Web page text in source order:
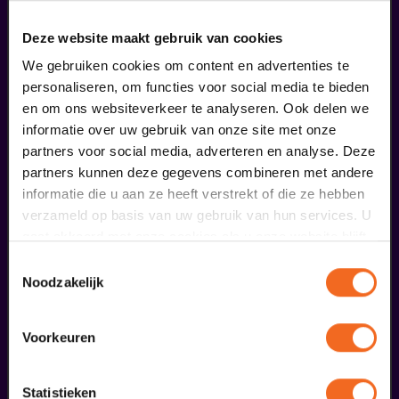
Deze website maakt gebruik van cookies
We gebruiken cookies om content en advertenties te
personaliseren, om functies voor social media te bieden
en om ons websiteverkeer te analyseren. Ook delen we
informatie over uw gebruik van onze site met onze
partners voor social media, adverteren en analyse. Deze
partners kunnen deze gegevens combineren met andere
informatie die u aan ze heeft verstrekt of die ze hebben
verzameld op basis van uw gebruik van hun services. U
Noodzakelijk
Voorkeuren
Statistieken
Begin bij SIN
€ 39,50